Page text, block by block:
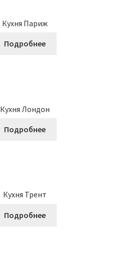
Кухня Париж
Подробнее
Кухня Лондон
Подробнее
Кухня Трент
Подробнее